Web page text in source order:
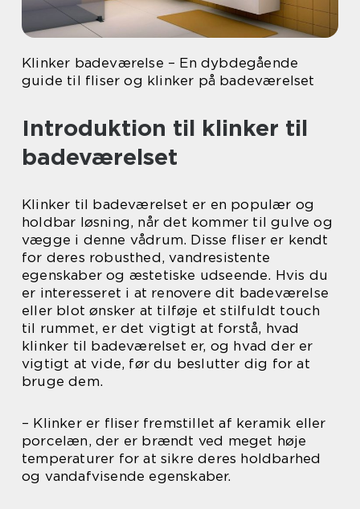
Klinker badeværelse – En dybdegående
guide til fliser og klinker på badeværelset
Introduktion til klinker til
badeværelset
Klinker til badeværelset er en populær og
holdbar løsning, når det kommer til gulve og
vægge i denne vådrum. Disse fliser er kendt
for deres robusthed, vandresistente
egenskaber og æstetiske udseende. Hvis du
er interesseret i at renovere dit badeværelse
eller blot ønsker at tilføje et stilfuldt touch
til rummet, er det vigtigt at forstå, hvad
klinker til badeværelset er, og hvad der er
vigtigt at vide, før du beslutter dig for at
bruge dem.
– Klinker er fliser fremstillet af keramik eller
porcelæn, der er brændt ved meget høje
temperaturer for at sikre deres holdbarhed
og vandafvisende egenskaber.